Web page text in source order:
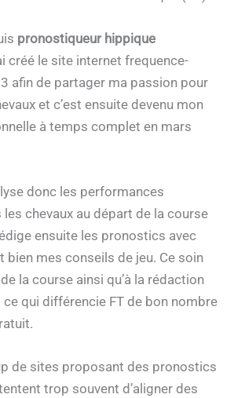
pronostiqueur hippique
créé le site internet frequence-
afin de partager ma passion pour
et c’est ensuite devenu mon
à temps complet en mars
donc les performances
chevaux au départ de la course
ensuite les pronostics avec
bien mes conseils de jeu. Ce soin
la course ainsi qu’à la rédaction
ce qui différencie FT de bon nombre
de sites proposant des pronostics
trop souvent d’aligner des